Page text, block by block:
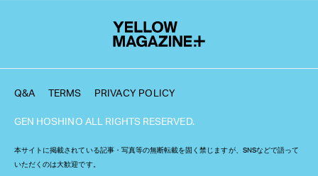
Q&A TERMS PRIVACY POLICY
GEN HOSHINO ALL RIGHTS RESERVED.
本サイトに掲載されている記事・写真等の無断転載を固く禁じますが、SNSなどで語って
いただくのは大歓迎です。